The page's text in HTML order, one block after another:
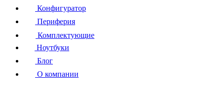
Конфигуратор
Периферия
Комплектующие
Ноутбуки
Блог
О компании